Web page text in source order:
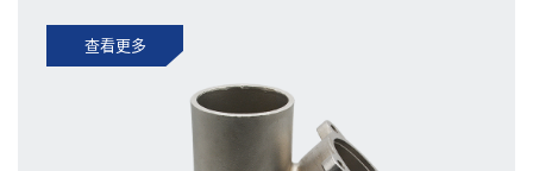
查看更多